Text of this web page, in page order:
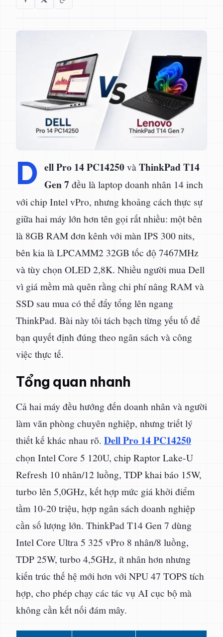
D ell Pro 14 PC14250vàThinkPad T14
Gen 7đều là laptop doanh nhân 14 inch
với chip Intel vPro, nhưng khoảng cách thực sự
giữa hai máy lớn hơn tên gọi rất nhiều: một bên
là 8GB RAM đơn kênh với màn IPS 300 nits,
bên kia là LPCAMM2 32GB tốc độ 7467MHz
và tùy chọn OLED 2,8K. Nhiều người mua Dell
vì giá mềm mà quên rằng chi phí nâng RAM và
SSD sau mua có thể đẩy tổng lên ngang
ThinkPad. Bài này tôi tách bạch từng yếu tố để
bạn quyết định đúng theo ngân sách và công
việc thực tế.
Tổng quan nhanh
Cả hai máy đều hướng đến doanh nhân và người
làm văn phòng chuyên nghiệp, nhưng triết lý
thiết kế khác nhau rõ. Dell Pro 14 PC14250
chọn Intel Core 5 120U, chip Raptor Lake-U
Refresh 10 nhân/12 luồng, TDP khai báo 15W,
turbo lên 5,0GHz, kết hợp mức giá khởi điểm
tầm 10-20 triệu, hợp ngân sách doanh nghiệp
cần số lượng lớn. ThinkPad T14 Gen 7 dùng
Intel Core Ultra 5 325 vPro 8 nhân/8 luồng,
TDP 25W, turbo 4,5GHz, ít nhân hơn nhưng
kiến trúc thế hệ mới hơn với NPU 47 TOPS tích
hợp, cho phép chạy các tác vụ AI cục bộ mà
không cần kết nối đám mây.